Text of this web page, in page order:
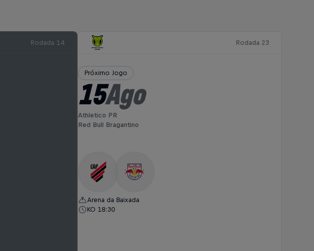
Rodada 14 Rodada 23
Próximo Jogo
15Ago
Athletico PR
Red Bull Bragantino
Arena da Baixada
KO 18:30